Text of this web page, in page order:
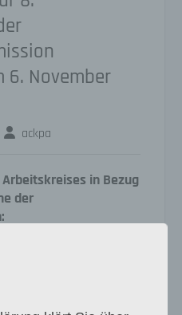
6. November
ackpa
in Bezug
der